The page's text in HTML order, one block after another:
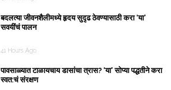
बदलत्या जीवनशैलीमध्ये हृदय सुदृढ ठेवण्यासाठी करा ‘या’
सवयींचं पालन
41 Hours Ago
पावसाळ्यात टाळायचाय डासांचा त्रास? ‘या’ सोप्या पद्धतीने करा
स्वत:चं संरक्षण